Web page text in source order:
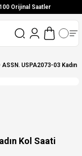
Orijinal Saatler
ASSN. USPA2073-03 Kadın
Kol Saati